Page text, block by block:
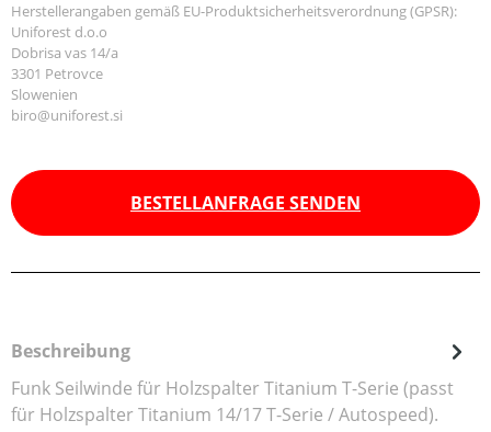
Herstellerangaben gemäß EU-Produktsicherheitsverordnung (GPSR):
Uniforest d.o.o
Dobrisa vas 14/a
3301 Petrovce
Slowenien
biro@uniforest.si
BESTELLANFRAGE SENDEN
Beschreibung
Funk Seilwinde für Holzspalter Titanium T-Serie (passt
für Holzspalter Titanium 14/17 T-Serie / Autospeed).